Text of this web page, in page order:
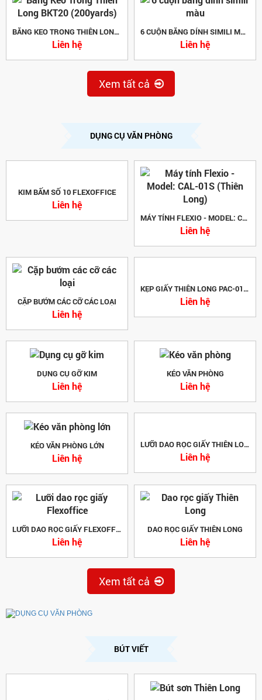
BĂNG KEO TRONG THIÊN LONG BKT20 (200YARDS)
Liên hệ
6 CUỘN BĂNG DÍNH SIMILI MÀU
Liên hệ
Xem tất cả
DỤNG CỤ VĂN PHÒNG
KIM BẤM SỐ 10 FLEXOFFICE
Liên hệ
MÁY TÍNH FLEXIO - MODEL: CAL-01S (THIÊN LONG)
Liên hệ
CẶP BƯỚM CÁC CỠ CÁC LOẠI
Liên hệ
KẸP GIẤY THIÊN LONG PAC-01 (50MM)
Liên hệ
DỤNG CỤ GỠ KIM
Liên hệ
KÉO VĂN PHÒNG
Liên hệ
KÉO VĂN PHÒNG LỚN
Liên hệ
LƯỠI DAO RỌC GIẤY THIÊN LONG -
Liên hệ
LƯỠI DAO RỌC GIẤY FLEXOFFICE
Liên hệ
DAO RỌC GIẤY THIÊN LONG
Liên hệ
Xem tất cả
BÚT VIẾT